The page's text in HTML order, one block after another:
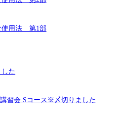
使用法 第1部
た
習会 Sコース※〆切りました